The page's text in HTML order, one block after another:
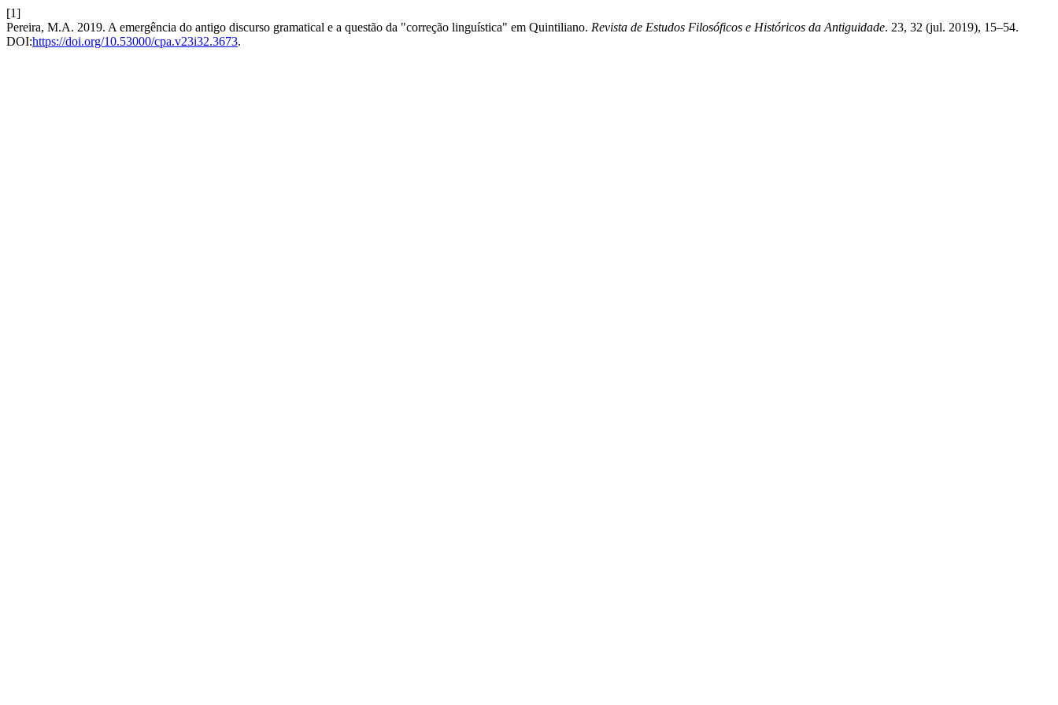
[1]
Pereira, M.A. 2019. A emergência do antigo discurso gramatical e a questão da "correção linguística" em Quintiliano. Revista de Estudos Filosóficos e Históricos da Antiguidade. 23, 32 (jul. 2019), 15–54.
DOI:https://doi.org/10.53000/cpa.v23i32.3673.